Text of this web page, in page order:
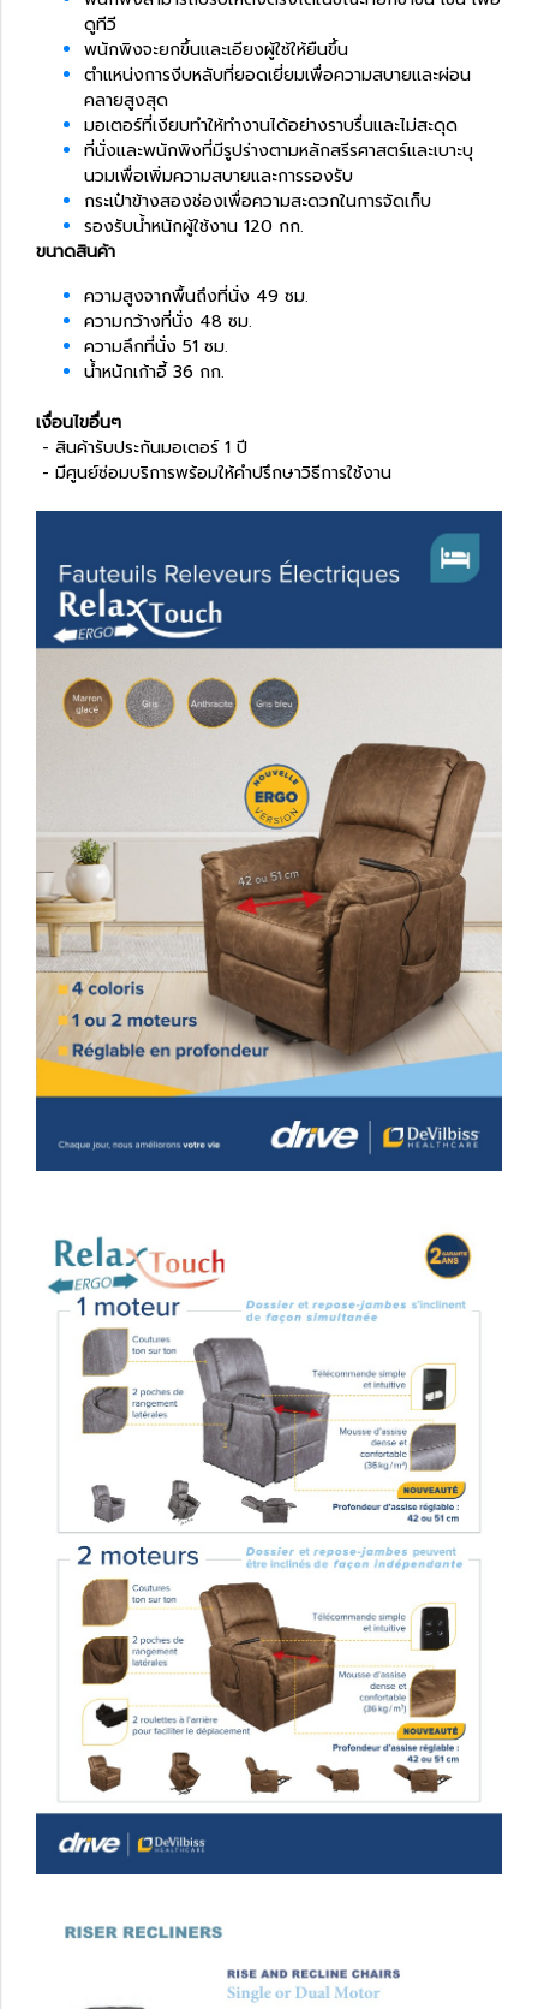
ดูทีวี
พนักพิงจะยกขึ้นและเอียงผู้ใช้ให้ยืนขึ้น
ตำแหน่งการงีบหลับที่ยอดเยี่ยมเพื่อความสบายและผ่อน
คลายสูงสุด
มอเตอร์ที่เงียบทำให้ทำงานได้อย่างราบรื่นและไม่สะดุด
ที่นั่งและพนักพิงที่มีรูปร่างตามหลักสรีรศาสตร์และเบาะบุ
นวมเพื่อเพิ่มความสบายและการรองรับ
กระเป๋าข้างสองช่องเพื่อความสะดวกในการจัดเก็บ
รองรับน้ำหนักผู้ใช้งาน 120 กก.
ขนาดสินค้า
ความสูงจากพื้นถึงที่นั่ง 49 ซม.
ความกว้างที่นั่ง 48 ซม.
ความลึกที่นั่ง 51 ซม.
น้ำหนักเก้าอี้ 36 กก.
เงื่อนไขอื่นๆ
- สินค้ารับประกันมอเตอร์ 1 ปี
- มีศูนย์ซ่อมบริการพร้อมให้คำปรึกษาวิธีการใช้งาน